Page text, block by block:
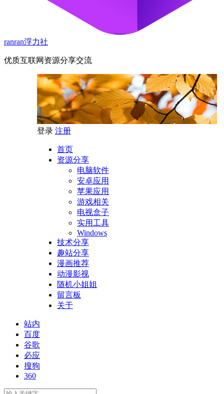
ranran浮力社
优质互联网资源分享交流
登录 注册
首页
资源分享
电脑软件
安卓应用
苹果应用
游戏相关
电视盒子
实用工具
Windows
技术分享
趣站分享
漫画推荐
动漫影视
随机小姐姐
留言板
关于
站内
百度
谷歌
必应
搜狗
360